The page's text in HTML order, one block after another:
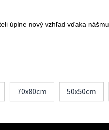
úplne nový vzhľad vďaka
70x80cm 50x50cm